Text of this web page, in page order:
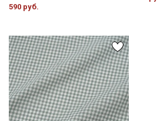
590 руб.
Электронная почта
Подписаться